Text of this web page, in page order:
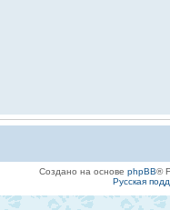
Создано на основе phpBB®
Русская